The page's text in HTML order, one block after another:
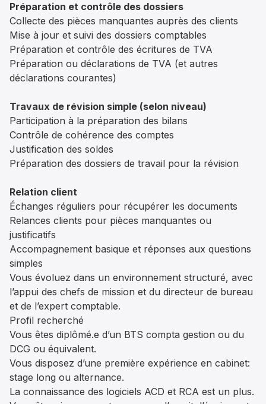
Préparation et contrôle des dossiers
Collecte des pièces manquantes auprès des clients
Mise à jour et suivi des dossiers comptables
Préparation et contrôle des écritures de TVA
Préparation ou déclarations de TVA (et autres
déclarations courantes)
Travaux de révision simple (selon niveau)
Participation à la préparation des bilans
Contrôle de cohérence des comptes
Justification des soldes
Préparation des dossiers de travail pour la révision
Relation client
Échanges réguliers pour récupérer les documents
Relances clients pour pièces manquantes ou
justificatifs
Accompagnement basique et réponses aux questions
simples
Vous évoluez dans un environnement structuré, avec
l’appui des chefs de mission et du directeur de bureau
et de l’expert comptable.
Profil recherché
Vous êtes diplômé.e d’un BTS compta gestion ou du
DCG ou équivalent.
Vous disposez d’une première expérience en cabinet:
stage long ou alternance.
La connaissance des logiciels ACD et RCA est un plus.